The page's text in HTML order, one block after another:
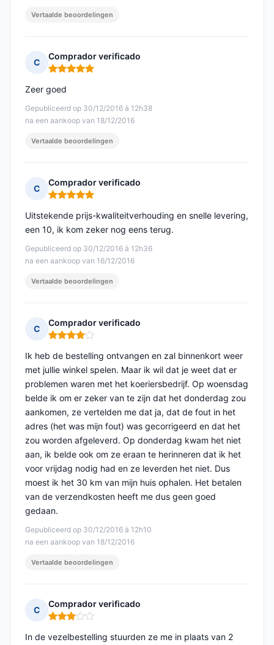
Vertaalde beoordelingen
C
Comprador verificado
Opmerking: 5 van 5
Gepubliceerd op 30/12/2016 à 12h38
na een aankoop van 18/12/2016
Zeer goed
Vertaalde beoordelingen
C
Comprador verificado
Opmerking: 5 van 5
Gepubliceerd op 30/12/2016 à 12h36
na een aankoop van 16/12/2016
Uitstekende prijs-kwaliteitverhouding en snelle levering,
een 10, ik kom zeker nog eens terug.
Vertaalde beoordelingen
C
Comprador verificado
Opmerking: 4 van 5
Gepubliceerd op 30/12/2016 à 12h10
na een aankoop van 18/12/2016
Ik heb de bestelling ontvangen en zal binnenkort weer
met jullie winkel spelen. Maar ik wil dat je weet dat er
problemen waren met het koeriersbedrijf. Op woensdag
belde ik om er zeker van te zijn dat het donderdag zou
aankomen, ze vertelden me dat ja, dat de fout in het
adres (het was mijn fout) was gecorrigeerd en dat het
zou worden afgeleverd. Op donderdag kwam het niet
aan, ik belde ook om ze eraan te herinneren dat ik het
voor vrijdag nodig had en ze leverden het niet. Dus
moest ik het 30 km van mijn huis ophalen. Het betalen
van de verzendkosten heeft me dus geen goed
gedaan.
Vertaalde beoordelingen
C
Comprador verificado
Opmerking: 3 van 5
In de vezelbestelling stuurden ze me in plaats van 2